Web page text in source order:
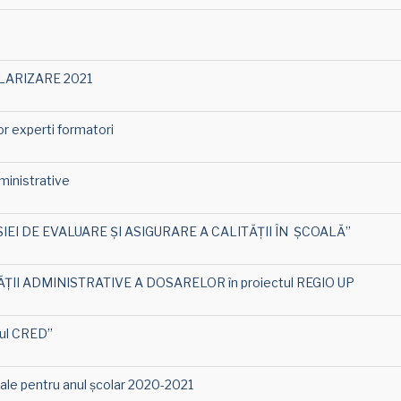
2021
experti formatori
DE EVALUARE ŞI ASIGURARE A CALITĂŢII ÎN ŞCOALĂ”
ADMINISTRATIVE A DOSARELOR în proiectul REGIO UP
CRED”
pentru anul școlar 2020-2021